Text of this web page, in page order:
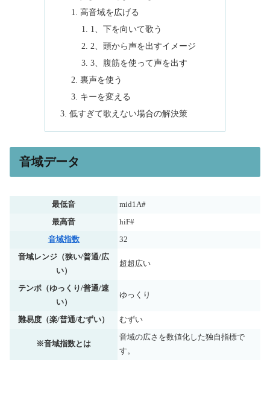
高音域を広げる
1、下を向いて歌う
2、頭から声を出すイメージ
3、腹筋を使って声を出す
裏声を使う
キーを変える
低すぎて歌えない場合の解決策
音域データ
最低音 mid1A#
最高音 hiF#
音域指数 32
音域レンジ（狭い/普通/広
い）
超超広い
テンポ（ゆっくり/普通/速
い）
ゆっくり
難易度（楽/普通/むずい） むずい
※音域指数とは
音域の広さを数値化した独自指標で
す。